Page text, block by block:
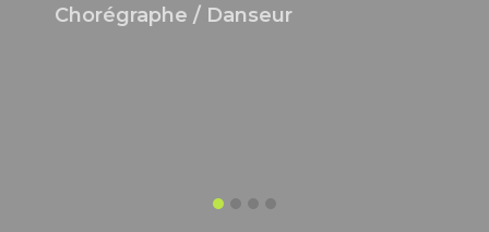
Chorégraphe / Danseur